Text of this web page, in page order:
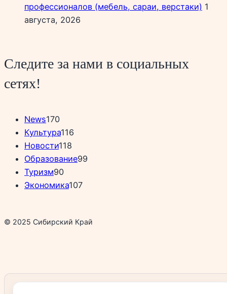
профессионалов (мебель, сараи, верстаки) 1
августа, 2026
Следите за нами в социальных
сетях!
News170
Культура116
Новости118
Образование99
Туризм90
Экономика107
© 2025 Сибирский Край